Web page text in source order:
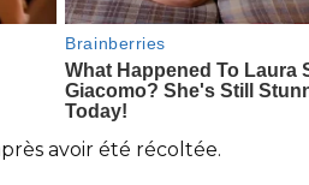
avoir été récoltée.